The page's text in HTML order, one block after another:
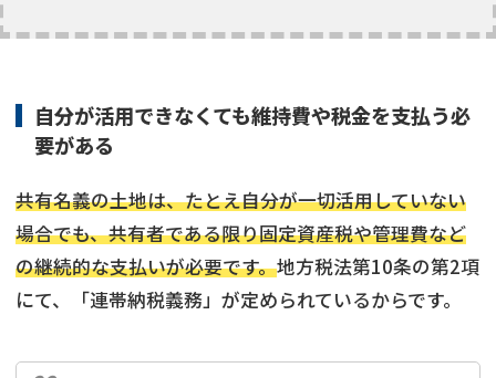
自分が活用できなくても維持費や税金を支払う必
要がある
共有名義の土地は、たとえ自分が一切活用していない
場合でも、共有者である限り固定資産税や管理費など
の継続的な支払いが必要です。地方税法第10条の第2項
にて、「連帯納税義務」が定められているからです。